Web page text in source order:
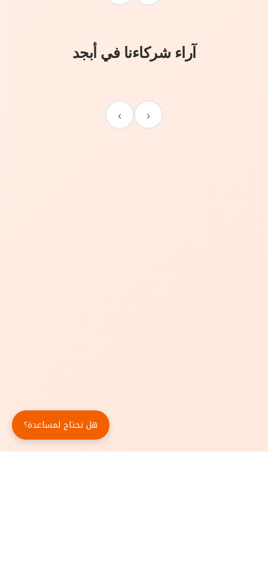
آراء شركاءنا في أبجد
‹
›
هل تحتاج لمساعدة؟